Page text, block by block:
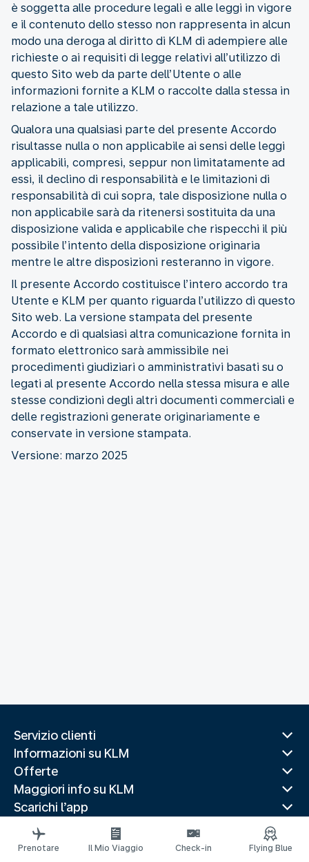
è soggetta alle procedure legali e alle leggi in vigore
e il contenuto dello stesso non rappresenta in alcun
modo una deroga al diritto di KLM di adempiere alle
richieste o ai requisiti di legge relativi all’utilizzo di
questo Sito web da parte dell’Utente o alle
informazioni fornite a KLM o raccolte dalla stessa in
relazione a tale utilizzo.
Qualora una qualsiasi parte del presente Accordo
risultasse nulla o non applicabile ai sensi delle leggi
applicabili, compresi, seppur non limitatamente ad
essi, il declino di responsabilità e le limitazioni di
responsabilità di cui sopra, tale disposizione nulla o
non applicabile sarà da ritenersi sostituita da una
disposizione valida e applicabile che rispecchi il più
possibile l’intento della disposizione originaria
mentre le altre disposizioni resteranno in vigore.
Il presente Accordo costituisce l’intero accordo tra
Utente e KLM per quanto riguarda l’utilizzo di questo
Sito web. La versione stampata del presente
Accordo e di qualsiasi altra comunicazione fornita in
formato elettronico sarà ammissibile nei
procedimenti giudiziari o amministrativi basati su o
legati al presente Accordo nella stessa misura e alle
stesse condizioni degli altri documenti commerciali e
delle registrazioni generate originariamente e
conservate in versione stampata.
Versione: marzo 2025
Servizio clienti
Informazioni su KLM
Offerte
Maggiori info su KLM
Scarichi l’app
Siti web correlati
Guide di viaggio
Prenotare Il Mio Viaggio Check-in Flying Blue